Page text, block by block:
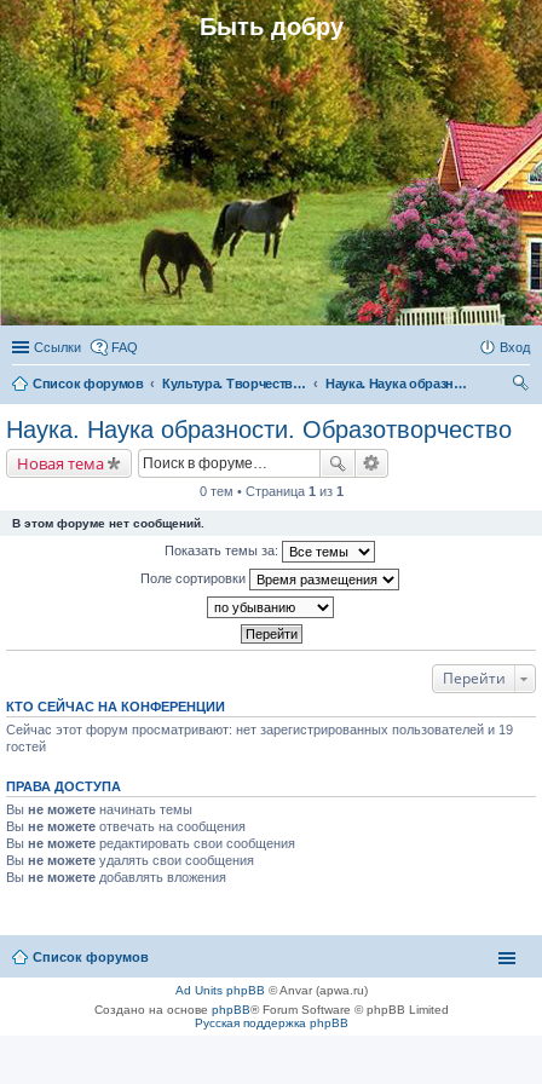
Быть добру
Ссылки FAQ Вход
Список форумов Культура. Творчество. Наука
Наука. Наука образности. Образотворчество
Наука. Наука образности. Образотворчество
Новая тема
0 тем • Страница 1 из 1
В этом форуме нет сообщений.
Показать темы за:
Поле сортировки
Перейти
КТО СЕЙЧАС НА КОНФЕРЕНЦИИ
Сейчас этот форум просматривают: нет зарегистрированных пользователей и 19
гостей
ПРАВА ДОСТУПА
Вы не можете начинать темы
Вы не можете отвечать на сообщения
Вы не можете редактировать свои сообщения
Вы не можете удалять свои сообщения
Вы не можете добавлять вложения
Список форумов
Ad Units phpBB © Anvar (apwa.ru)
Создано на основе phpBB® Forum Software © phpBB Limited
Русская поддержка phpBB